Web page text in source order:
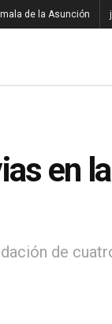
de la Asunción
en
de